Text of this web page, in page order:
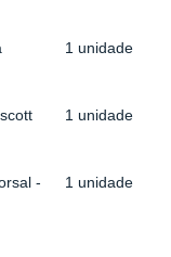
1 unidade
1 unidade
-
1 unidade